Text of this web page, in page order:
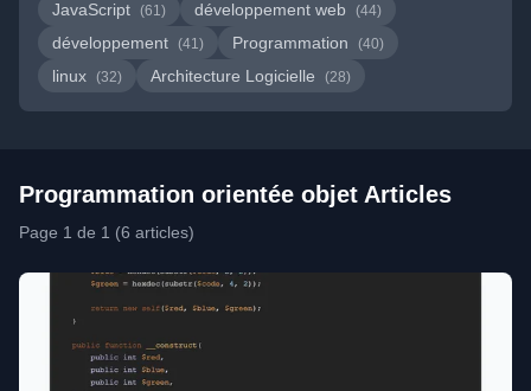
JavaScript (61) développement web (44)
développement (41) Programmation (40)
linux (32) Architecture Logicielle (28)
Programmation orientée objet Articles
Page 1 de 1 (6 articles)